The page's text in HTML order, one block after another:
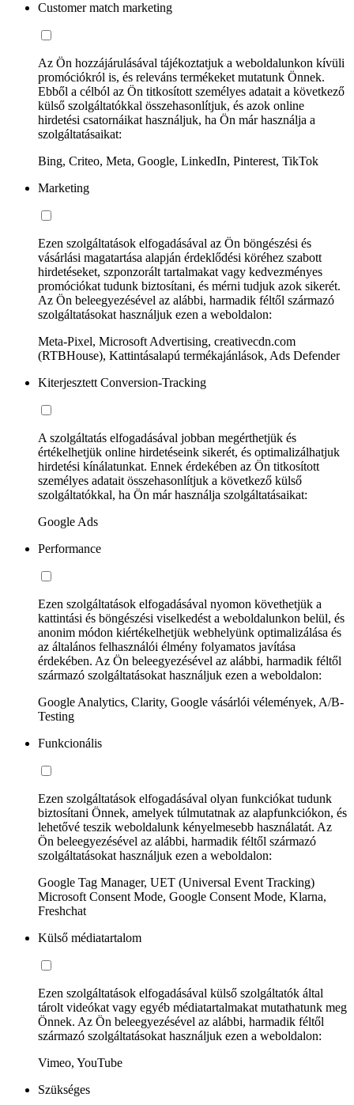
Customer match marketing
Az Ön hozzájárulásával tájékoztatjuk a weboldalunkon kívüli
promóciókról is, és releváns termékeket mutatunk Önnek.
Ebből a célból az Ön titkosított személyes adatait a következő
külső szolgáltatókkal összehasonlítjuk, és azok online
hirdetési csatornáikat használjuk, ha Ön már használja a
szolgáltatásaikat:
Bing, Criteo, Meta, Google, LinkedIn, Pinterest, TikTok
Marketing
Ezen szolgáltatások elfogadásával az Ön böngészési és
vásárlási magatartása alapján érdeklődési köréhez szabott
hirdetéseket, szponzorált tartalmakat vagy kedvezményes
promóciókat tudunk biztosítani, és mérni tudjuk azok sikerét.
Az Ön beleegyezésével az alábbi, harmadik féltől származó
szolgáltatásokat használjuk ezen a weboldalon:
Meta-Pixel, Microsoft Advertising, creativecdn.com
(RTBHouse), Kattintásalapú termékajánlások, Ads Defender
Kiterjesztett Conversion-Tracking
A szolgáltatás elfogadásával jobban megérthetjük és
értékelhetjük online hirdetéseink sikerét, és optimalizálhatjuk
hirdetési kínálatunkat. Ennek érdekében az Ön titkosított
személyes adatait összehasonlítjuk a következő külső
szolgáltatókkal, ha Ön már használja szolgáltatásaikat:
Google Ads
Performance
Ezen szolgáltatások elfogadásával nyomon követhetjük a
kattintási és böngészési viselkedést a weboldalunkon belül, és
anonim módon kiértékelhetjük webhelyünk optimalizálása és
az általános felhasználói élmény folyamatos javítása
érdekében. Az Ön beleegyezésével az alábbi, harmadik féltől
származó szolgáltatásokat használjuk ezen a weboldalon:
Google Analytics, Clarity, Google vásárlói vélemények, A/B-
Testing
Funkcionális
Ezen szolgáltatások elfogadásával olyan funkciókat tudunk
biztosítani Önnek, amelyek túlmutatnak az alapfunkciókon, és
lehetővé teszik weboldalunk kényelmesebb használatát. Az
Ön beleegyezésével az alábbi, harmadik féltől származó
szolgáltatásokat használjuk ezen a weboldalon:
Google Tag Manager, UET (Universal Event Tracking)
Microsoft Consent Mode, Google Consent Mode, Klarna,
Freshchat
Külső médiatartalom
Ezen szolgáltatások elfogadásával külső szolgáltatók által
tárolt videókat vagy egyéb médiatartalmakat mutathatunk meg
Önnek. Az Ön beleegyezésével az alábbi, harmadik féltől
származó szolgáltatásokat használjuk ezen a weboldalon:
Vimeo, YouTube
Szükséges